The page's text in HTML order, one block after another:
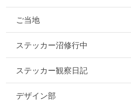
ご当地
ステッカー沼修行中
ステッカー観察日記
デザイン部